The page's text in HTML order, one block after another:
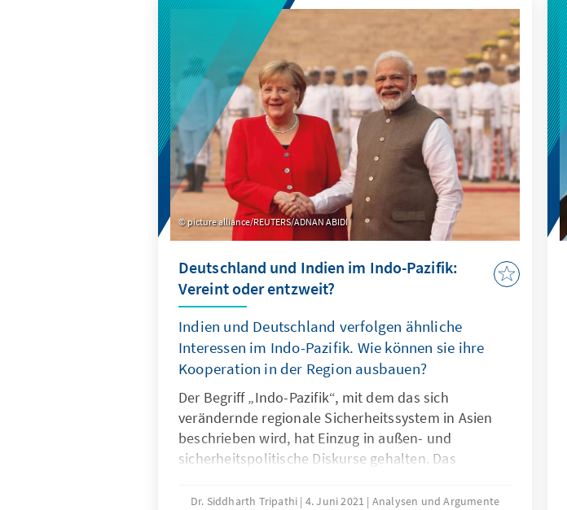
picture alliance/REUTERS/ADNAN ABIDI
Deutschland und Indien im Indo-Pazifik:
Vereint oder entzweit?
Indien und Deutschland verfolgen ähnliche
Interessen im Indo-Pazifik. Wie können sie ihre
Kooperation in der Region ausbauen?
Der Begriff „Indo-Pazifik“, mit dem das sich
verändernde regionale Sicherheitssystem in Asien
beschrieben wird, hat Einzug in außen- und
sicherheitspolitische Diskurse gehalten. Das
Amerika und Europa aufgenommen. Das Papier
Dr. Siddharth Tripathi 4. Juni 2021 Analysen und Argumente